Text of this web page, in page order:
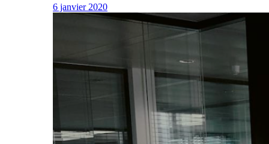
6 janvier 2020